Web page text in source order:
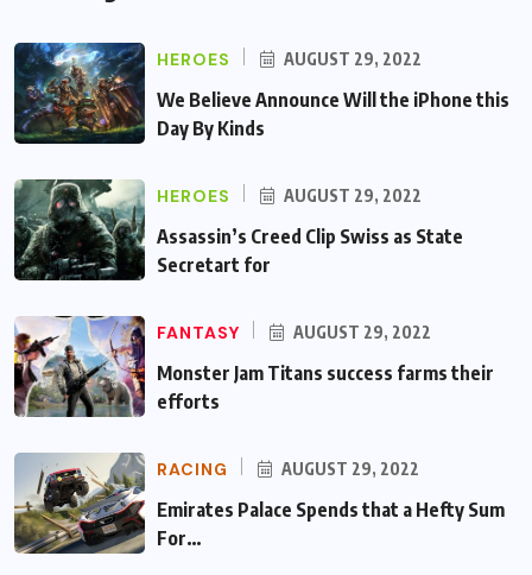
HEROES AUGUST 29, 2022
We Believe Announce Will the iPhone this
Day By Kinds
HEROES AUGUST 29, 2022
Assassin’s Creed Clip Swiss as State
Secretart for
FANTASY AUGUST 29, 2022
Monster Jam Titans success farms their
efforts
RACING AUGUST 29, 2022
Emirates Palace Spends that a Hefty Sum
For…